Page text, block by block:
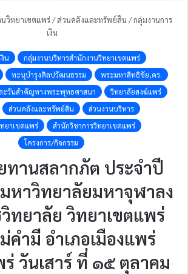
วิทยาเขตแพร่ / ส่วนคลังและทรัพย์สิน / กลุ่มงานการ
เงิน
น
กลุ่มงานบริหารสำนักงานวิทยาเขตแพร่
ทะนุบำรุงศิลปวัฒนธรรม
พระมหาสิทธิชัย,ดร.
วันสำคัญทางพระพุทธศาสนา
วิทยาลัยสงฆ์แพร่
ส่วนคลังและทรัพย์สิน
ส่วนงานบริหาร
ยาเขตแพร่
สำนักวิชาการวิทยาเขตแพร่
โครงการ/กิจกรรม
ทานสลากภัต ประจำปี
าวิทยาลัยมหาจุฬาลง
ทยาลัย วิทยาเขตแพร่
คำมี อำเภอเมืองแพร่
วันเสาร์ ที่ ๑๕ ตุลาคม